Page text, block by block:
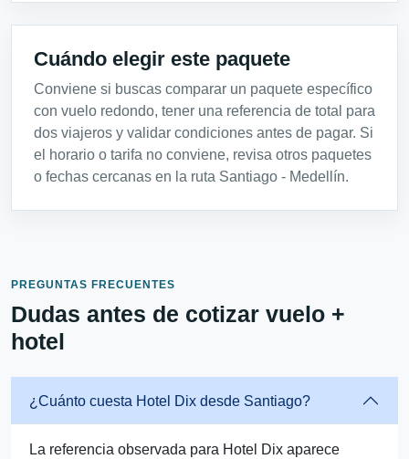
Cuándo elegir este paquete
Conviene si buscas comparar un paquete específico
con vuelo redondo, tener una referencia de total para
dos viajeros y validar condiciones antes de pagar. Si
el horario o tarifa no conviene, revisa otros paquetes
o fechas cercanas en la ruta Santiago - Medellín.
PREGUNTAS FRECUENTES
Dudas antes de cotizar vuelo +
hotel
¿Cuánto cuesta Hotel Dix desde Santiago?
La referencia observada para Hotel Dix aparece